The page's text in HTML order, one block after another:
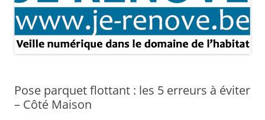
Pose parquet flottant : les 5 erreurs à éviter
– Côté Maison